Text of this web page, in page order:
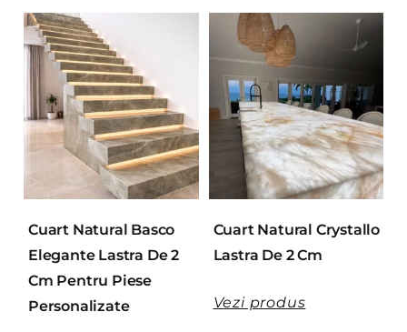
Cuart Natural Basco
Elegante Lastra De 2
Cm Pentru Piese
Personalizate
Cuart Natural Crystallo
Lastra De 2 Cm
Vezi produs